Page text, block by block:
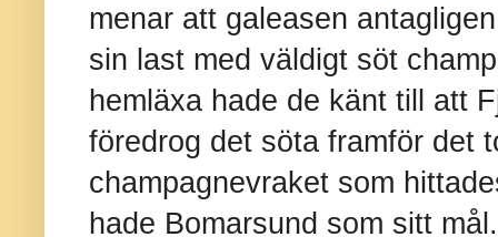
menar att galeasen
sin last med väldigt söt
hemläxa hade de känt till att
föredrog det söta framför det
champagnevraket som
hade Bomarsund som sitt mål.